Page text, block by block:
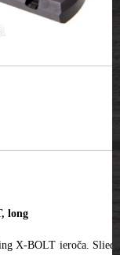
long
X-BOLT ieroča. Sliede